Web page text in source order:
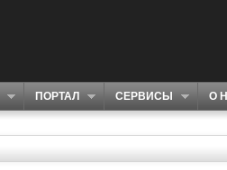
ПОРТАЛ СЕРВИСЫ О